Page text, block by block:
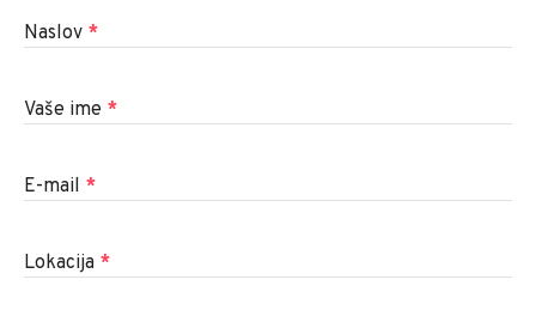
Naslov *
Vaše ime *
E-mail *
Lokacija *